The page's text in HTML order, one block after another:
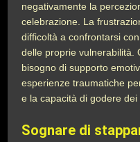
negativamente la
celebrazione. La
difficoltà a confrontarsi
delle proprie vulnerabilità.
bisogno di supporto
esperienze traumatiche
e la capacità di godere dei
Sognare di